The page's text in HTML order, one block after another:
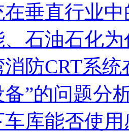
在垂直行业
石油石化
防CRT系
”的问题分
车库能否使